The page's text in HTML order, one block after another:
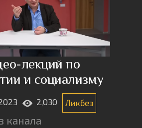
лекций по
и социализму
2,030 Ликбез
канала